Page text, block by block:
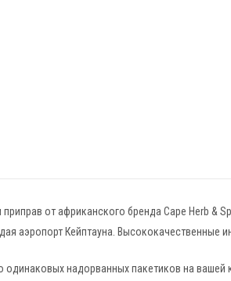
от африканского бренда Cape Herb
аэропорт Кейптауна. Высококачественные
одинаковых надорванных пакетиков на